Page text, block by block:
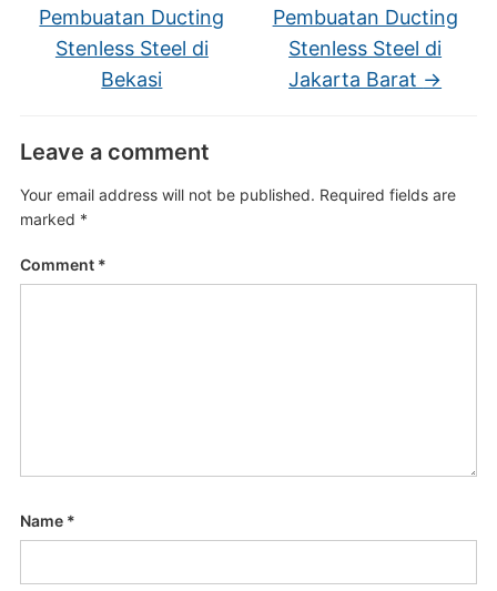
Pembuatan Ducting
Stenless Steel di
Bekasi
Pembuatan Ducting
Stenless Steel di
Jakarta Barat →
Leave a comment
Your email address will not be published. Required fields are
marked *
Comment *
Name *